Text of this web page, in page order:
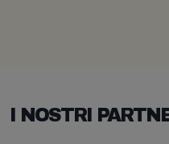
I NOSTRI